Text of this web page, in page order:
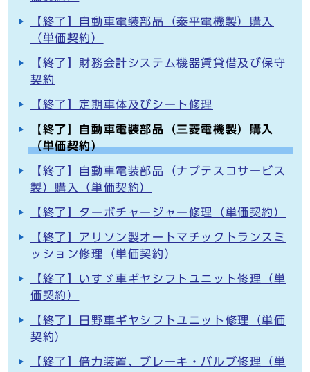
【終了】自動車電装部品（泰平電機製）購入
（単価契約）
【終了】財務会計システム機器賃貸借及び保守
契約
【終了】定期車体及びシート修理
【終了】自動車電装部品（三菱電機製）購入
（単価契約）
【終了】自動車電装部品（ナブテスコサービス
製）購入（単価契約）
【終了】ターボチャージャー修理（単価契約）
【終了】アリソン製オートマチックトランスミ
ッション修理（単価契約）
【終了】いすゞ車ギヤシフトユニット修理（単
価契約）
【終了】日野車ギヤシフトユニット修理（単価
契約）
【終了】倍力装置、ブレーキ・バルブ修理（単